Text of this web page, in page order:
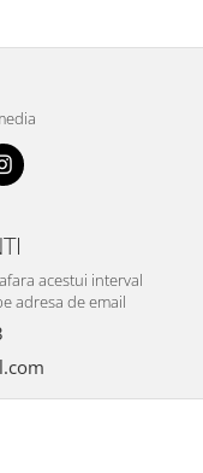
acestui interval
adresa de email